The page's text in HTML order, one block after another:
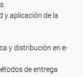
y aplicación de la
y distribución en e-
de entrega